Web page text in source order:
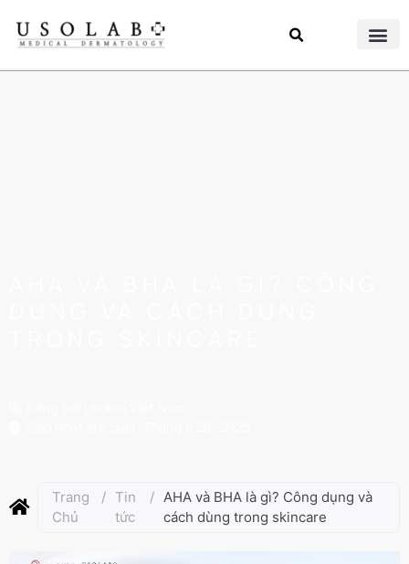
Trang
Chủ
/
Tin
tức
/ AHA và BHA là gì? Công dụng và
cách dùng trong skincare